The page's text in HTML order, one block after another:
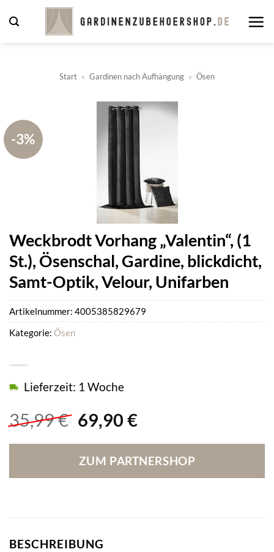
Inhalt
Start » Gardinen nach Aufhängung » Ösen
-3%
Weckbrodt Vorhang „Valentin“, (1
St.), Ösenschal, Gardine, blickdicht,
Samt-Optik, Velour, Unifarben
35,99€ Ursprünglicher
war:
35,99 €
69,90 €Aktueller
ist:
69,90 €.
Lieferzeit: 1 Woche
ZUM PARTNERSHOP
Artikelnummer: 4005385829679
Kategorie: Ösen
BESCHREIBUNG